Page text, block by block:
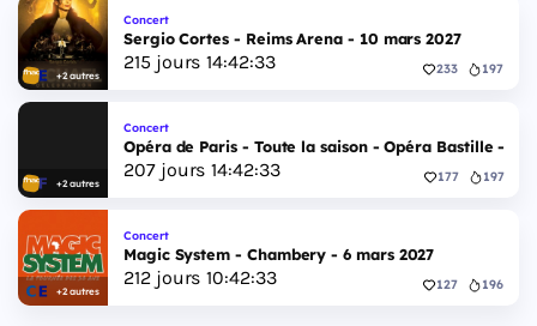
+2 autres
Concert
Sergio Cortes - Reims Arena - 10 mars 2027
215 jours 14:42:32 233 197
+2 autres
Concert
Opéra de Paris - Toute la saison - Opéra Bastille - 2
207jours 14:42:32 177 197
+2 autres
Concert
Magic System - Chambery - 6 mars 2027
212jours 10:42:32 127 196